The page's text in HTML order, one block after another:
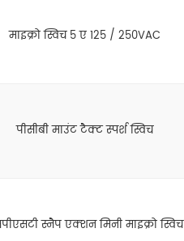
माइक्रो स्विच 5 ए 125 / 250VAC
पीसीबी माउंट टैक्ट स्पर्श स्विच
स्नैप एक्शन मिनी माइक्रो स्विच